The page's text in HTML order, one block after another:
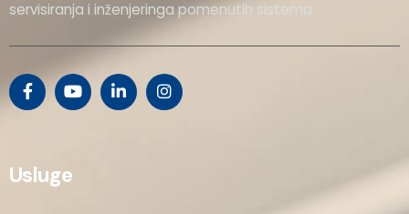
servisiranja i inženjeringa pomenutih sistema.
Usluge